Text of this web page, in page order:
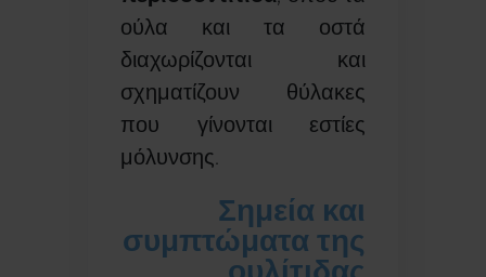
ούλα και τα οστά
διαχωρίζονται και
σχηματίζουν θύλακες
που γίνονται εστίες
μόλυνσης.
Σημεία και
συμπτώματα της